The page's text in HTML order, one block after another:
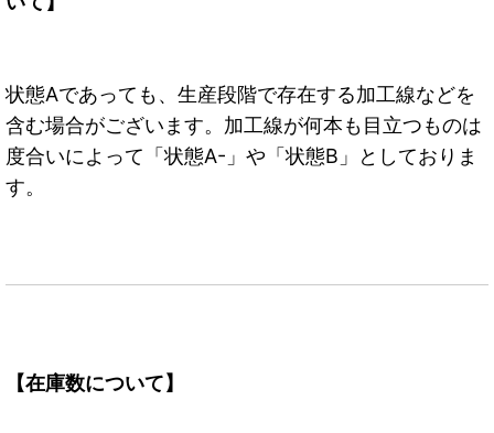
状態Aであっても、生産段階で存在する加工線などを
含む場合がございます。加工線が何本も目立つものは
度合いによって「状態A-」や「状態B」としておりま
す。
【在庫数について】